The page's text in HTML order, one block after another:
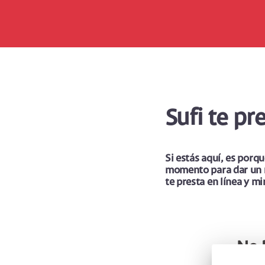
Sufi te
Si estás aquí, es
momento para dar un
te presta en línea y
No